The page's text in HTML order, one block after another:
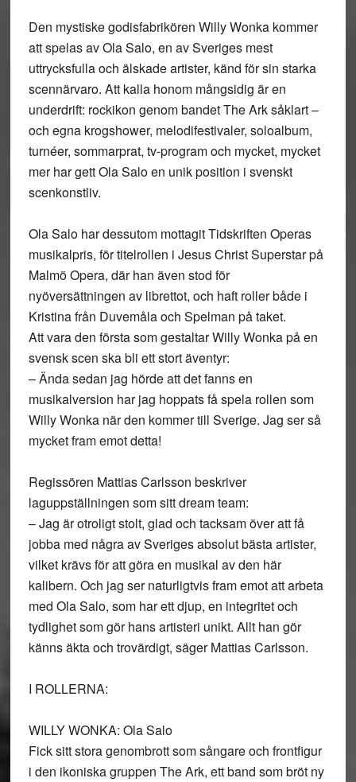
Den mystiske godisfabrikören Willy Wonka kommer
att spelas av Ola Salo, en av Sveriges mest
uttrycksfulla och älskade artister, känd för sin starka
scennärvaro. Att kalla honom mångsidig är en
underdrift: rockikon genom bandet The Ark såklart –
och egna krogshower, melodifestivaler, soloalbum,
turnéer, sommarprat, tv-program och mycket, mycket
mer har gett Ola Salo en unik position i svenskt
scenkonstliv.
Ola Salo har dessutom mottagit Tidskriften Operas
musikalpris, för titelrollen i Jesus Christ Superstar på
Malmö Opera, där han även stod för
nyöversättningen av librettot, och haft roller både i
Kristina från Duvemåla och Spelman på taket.
Att vara den första som gestaltar Willy Wonka på en
svensk scen ska bli ett stort äventyr:
– Ända sedan jag hörde att det fanns en
musikalversion har jag hoppats få spela rollen som
Willy Wonka när den kommer till Sverige. Jag ser så
mycket fram emot detta!
Regissören Mattias Carlsson beskriver
laguppställningen som sitt dream team:
– Jag är otroligt stolt, glad och tacksam över att få
jobba med några av Sveriges absolut bästa artister,
vilket krävs för att göra en musikal av den här
kalibern. Och jag ser naturligtvis fram emot att arbeta
med Ola Salo, som har ett djup, en integritet och
tydlighet som gör hans artisteri unikt. Allt han gör
känns äkta och trovärdigt, säger Mattias Carlsson.
I ROLLERNA:
WILLY WONKA: Ola Salo
Fick sitt stora genombrott som sångare och frontfigur
i den ikoniska gruppen The Ark, ett band som bröt ny